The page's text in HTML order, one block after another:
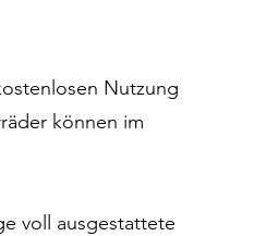
Nutzung
können im
voll ausgestattete